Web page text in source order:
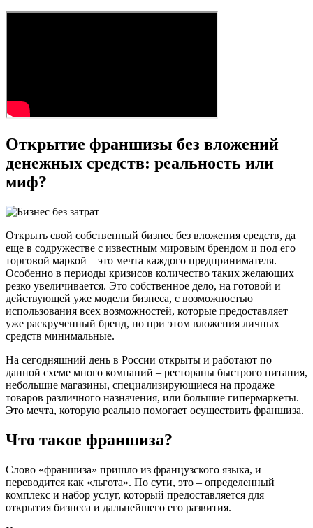
Открытие франшизы без вложений
денежных средств: реальность или
миф?
Открыть свой собственный бизнес без вложения средств, да
еще в содружестве с известным мировым брендом и под его
торговой маркой – это мечта каждого предпринимателя.
Особенно в периоды кризисов количество таких желающих
резко увеличивается. Это собственное дело, на готовой и
действующей уже модели бизнеса, с возможностью
использования всех возможностей, которые предоставляет
уже раскрученный бренд, но при этом вложения личных
средств минимальные.
На сегодняшний день в России открыты и работают по
данной схеме много компаний – рестораны быстрого питания,
небольшие магазины, специализирующиеся на продаже
товаров различного назначения, или большие гипермаркеты.
Это мечта, которую реально помогает осуществить франшиза.
Что такое франшиза?
Слово «франшиза» пришло из французского языка, и
переводится как «льгота». По сути, это – определенный
комплекс и набор услуг, который предоставляется для
открытия бизнеса и дальнейшего его развития.